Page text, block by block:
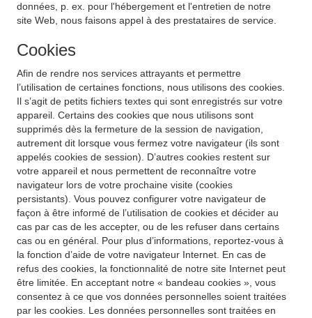
données, p. ex. pour l'hébergement et l'entretien de notre
site Web, nous faisons appel à des prestataires de service.
Cookies
Afin de rendre nos services attrayants et permettre
l’utilisation de certaines fonctions, nous utilisons des cookies.
Il s’agit de petits fichiers textes qui sont enregistrés sur votre
appareil. Certains des cookies que nous utilisons sont
supprimés dès la fermeture de la session de navigation,
autrement dit lorsque vous fermez votre navigateur (ils sont
appelés cookies de session). D’autres cookies restent sur
votre appareil et nous permettent de reconnaître votre
navigateur lors de votre prochaine visite (cookies
persistants). Vous pouvez configurer votre navigateur de
façon à être informé de l’utilisation de cookies et décider au
cas par cas de les accepter, ou de les refuser dans certains
cas ou en général. Pour plus d’informations, reportez-vous à
la fonction d’aide de votre navigateur Internet. En cas de
refus des cookies, la fonctionnalité de notre site Internet peut
être limitée. En acceptant notre « bandeau cookies », vous
consentez à ce que vos données personnelles soient traitées
par les cookies. Les données personnelles sont traitées en